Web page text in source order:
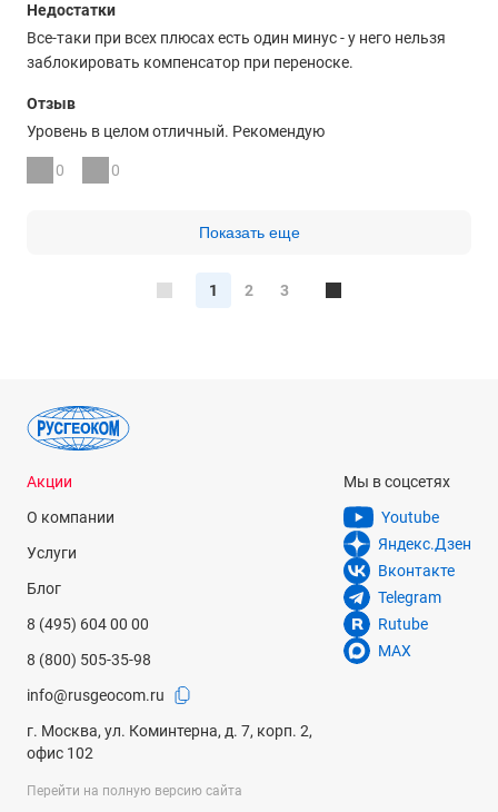
Недостатки
Все-таки при всех плюсах есть один минус - у него нельзя
заблокировать компенсатор при переноске.
Отзыв
Уровень в целом отличный. Рекомендую
0 0
Показать еще
1 2 3
Акции
О компании
Услуги
Блог
8 (495) 604 00 00
8 (800) 505-35-98
info@rusgeocom.ru
г. Москва, ул. Коминтерна, д. 7, корп. 2,
офис 102
Мы в соцсетях
Youtube
Яндекс.Дзен
Вконтакте
Telegram
Rutube
MAX
Перейти на полную версию сайта